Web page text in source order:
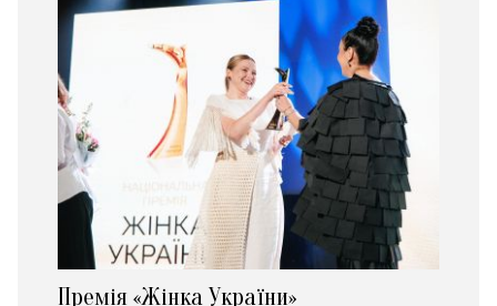
Премія «Жінка України»